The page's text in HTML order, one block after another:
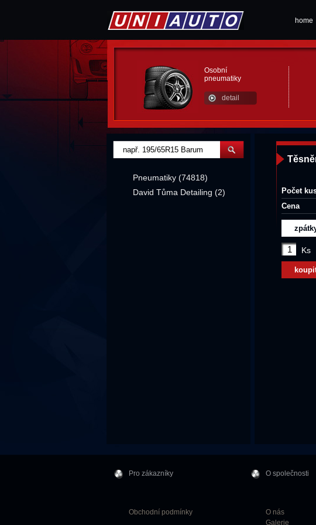
home
Osobní
pneumatiky
detail
Počet
Cena
Ks
Pneumatiky (74818)
David Tůma Detailing (2)
Pro zákazníky
Obchodní podmínky
O společnosti
O nás
Galerie